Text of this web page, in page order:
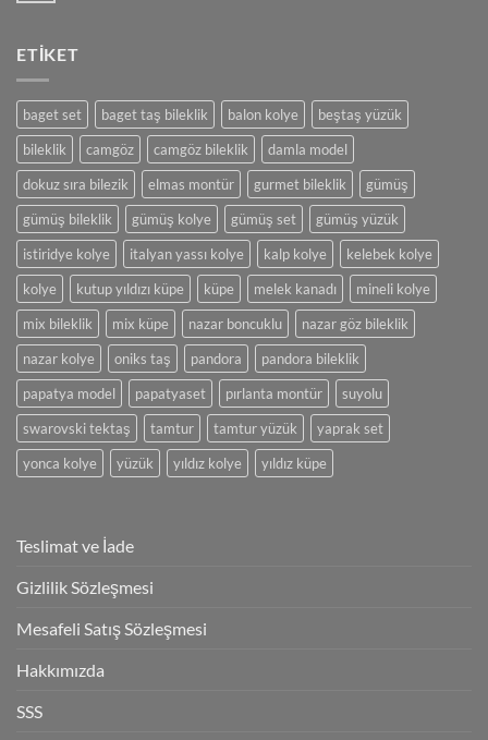
ve
Yapımı
Büyük
ETIKET
baget set baget taş bileklik balon kolye
beştaş yüzük
bileklik
camgöz camgöz bileklik
damla model
dokuz sıra bilezik
elmas montür gurmet bileklik
gümüş
gümüş bileklik
gümüş kolye gümüş set
gümüş yüzük
istiridye kolye
italyan yassı kolye kalp kolye
kelebek kolye
kolye
kutup yıldızı küpe küpe melek kanadı
mineli kolye
mix bileklik
mix küpe nazar boncuklu
nazar göz bileklik
nazar kolye
oniks taş pandora
pandora bileklik
papatya model
papatyaset pırlanta montür
suyolu
swarovski tektaş
tamtur tamtur yüzük
yaprak set
yonca kolye
yüzük yıldız kolye yıldız küpe
Teslimat ve İade
Gizlilik Sözleşmesi
Mesafeli Satış Sözleşmesi
Hakkımızda
SSS